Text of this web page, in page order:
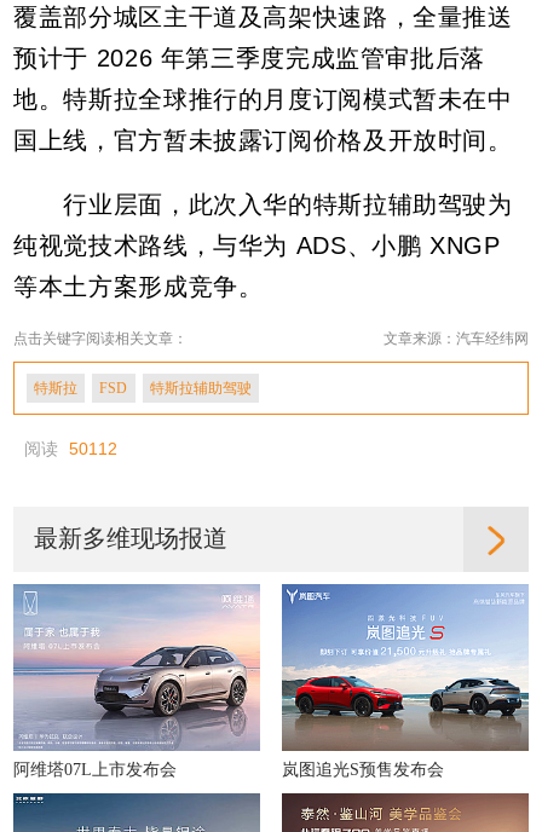
覆盖部分城区主干道及高架快速路，全量推送
预计于 2026 年第三季度完成监管审批后落
地。特斯拉全球推行的月度订阅模式暂未在中
国上线，官方暂未披露订阅价格及开放时间。
行业层面，此次入华的特斯拉辅助驾驶为
纯视觉技术路线，与华为 ADS、小鹏 XNGP
等本土方案形成竞争。
点击关键字阅读相关文章： 文章来源：汽车经纬网
特斯拉 FSD 特斯拉辅助驾驶
阅读 50112
最新多维现场报道
阿维塔07L上市发布会 岚图追光S预售发布会